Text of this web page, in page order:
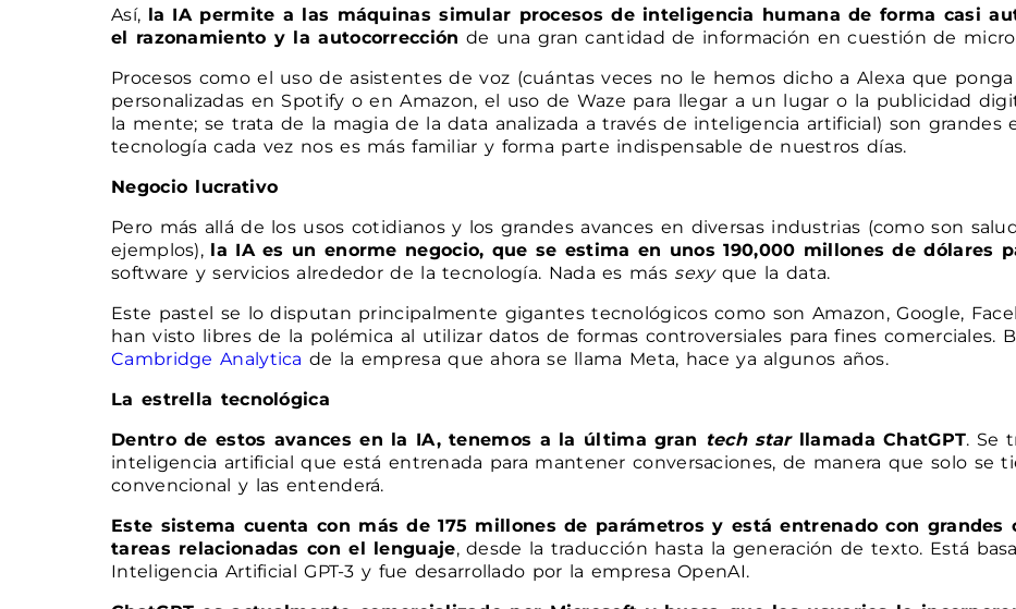
Así, la IA permite a las máquinas simular procesos de inteligencia humana de forma casi
el razonamiento y la autocorrección de una gran cantidad de información en cuestión de
Procesos como el uso de asistentes de voz (cuántas veces no le hemos dicho a Alexa que ponga
personalizadas en Spotify o en Amazon, el uso de Waze para llegar a un lugar o la publicidad
la mente; se trata de la magia de la data analizada a través de inteligencia artificial) son
tecnología cada vez nos es más familiar y forma parte indispensable de nuestros días.
Negocio lucrativo
Pero más allá de los usos cotidianos y los grandes avances en diversas industrias (como son
ejemplos), la IA es un enorme negocio, que se estima en unos 190,000 millones de dólares
software y servicios alrededor de la tecnología. Nada es más sexyque la data.
Este pastel se lo disputan principalmente gigantes tecnológicos como son Amazon, Google,
han visto libres de la polémica al utilizar datos de formas controversiales para fines comerciales.
Cambridge Analyticade la empresa que ahora se llama Meta, hace ya algunos años.
La estrella tecnológica
Dentro de estos avances en la IA, tenemos a la última gran tech starllamada ChatGPT. Se
inteligencia artificial que está entrenada para mantener conversaciones, de manera que solo se
convencional y las entenderá.
Este sistema cuenta con más de 175 millones de parámetros y está entrenado con
tareas relacionadas con el lenguaje, desde la traducción hasta la generación de texto. Está
Inteligencia Artificial GPT-3 y fue desarrollado por la empresa OpenAI.